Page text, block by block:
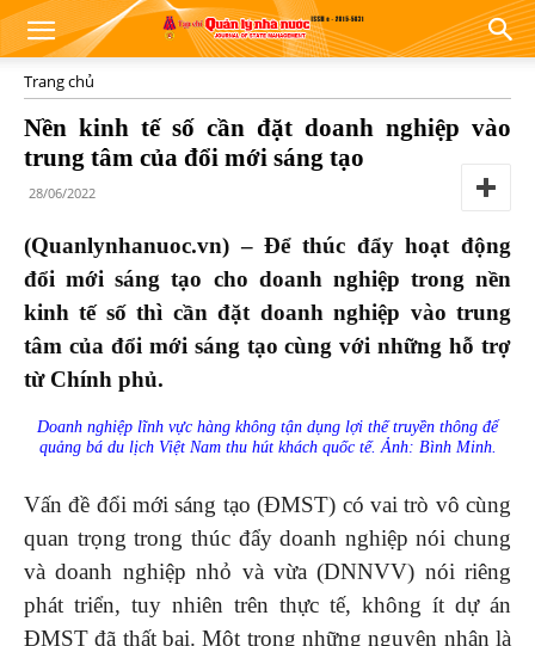
Trang chủ
Nền kinh tế số cần đặt doanh nghiệp vào
trung tâm của đổi mới sáng tạo
28/06/2022
(Quanlynhanuoc.vn) – Để thúc đẩy hoạt động
đổi mới sáng tạo cho doanh nghiệp trong nền
kinh tế số thì cần đặt doanh nghiệp vào trung
tâm của đổi mới sáng tạo cùng với những hỗ trợ
từ Chính phủ.
Doanh nghiệp lĩnh vực hàng không tận dụng lợi thế truyền thông để
quảng bá du lịch Việt Nam thu hút khách quốc tế. Ảnh: Bình Minh.
Vấn đề đổi mới sáng tạo (ĐMST) có vai trò vô cùng
quan trọng trong thúc đẩy doanh nghiệp nói chung
và doanh nghiệp nhỏ và vừa (DNNVV) nói riêng
phát triển, tuy nhiên trên thực tế, không ít dự án
ĐMST đã thất bại. Một trong những nguyên nhân là